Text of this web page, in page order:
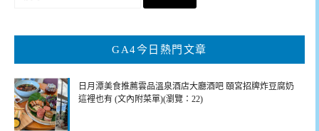
鍵
GA4今日熱門文章
日月潭美食推薦雲品溫泉酒店大廳酒吧 頤宮招牌炸豆腐奶
這裡也有 (文內附菜單)(瀏覽：22)